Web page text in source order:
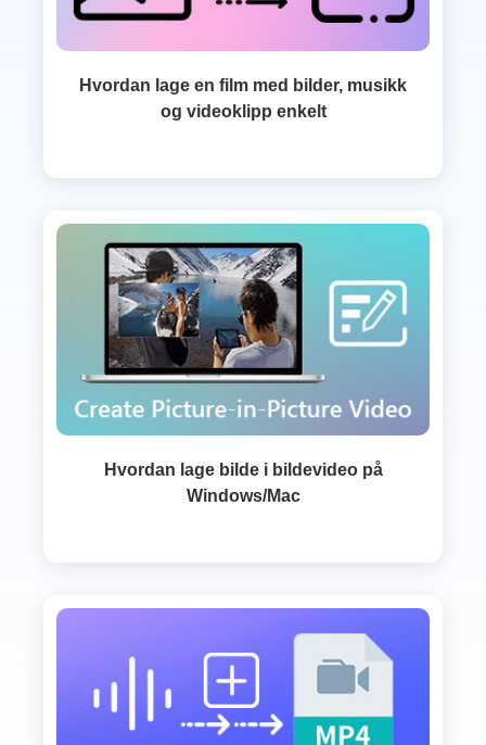
Hvordan lage en film med bilder, musikk
og videoklipp enkelt
Hvordan lage bilde i bildevideo på
Windows/Mac